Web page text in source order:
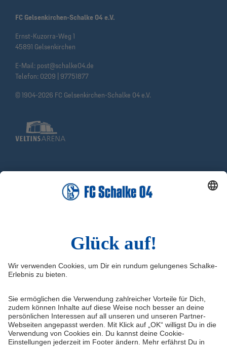
FC Gelsenkirchen-Schalke 04 e.V.
Ernst-Kuzorra-Weg 1
45891 Gelsenkirchen
E-Mail: post@schalke04.de
Telefon: 0209 | 97751877
© 1904-2026 FC Gelsenkirchen-Schalke 04 e.V.
Infos
Kontakt
FAQ
Datenschutz
Haftungsausschluss